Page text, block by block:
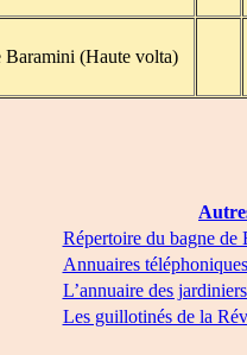
(Haute volta)
Répertoire du bagne de
Annuaires
L’annuaire des
Les guillotinés de la